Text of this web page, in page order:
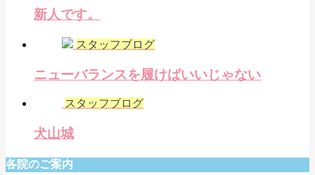
新人です。
スタッフブログ
ニューバランスを履けばいいじゃない
スタッフブログ
犬山城
各院のご案内